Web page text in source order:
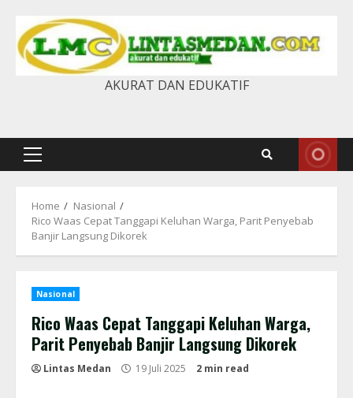
content
AKURAT DAN EDUKATIF
Primary
Home
Nasional
Rico Waas Cepat Tanggapi Keluhan Warga, Parit Penyebab
Banjir Langsung Dikorek
Nasional
Rico Waas Cepat Tanggapi Keluhan Warga,
Parit Penyebab Banjir Langsung Dikorek
Lintas Medan 19 Juli 2025 2 min read